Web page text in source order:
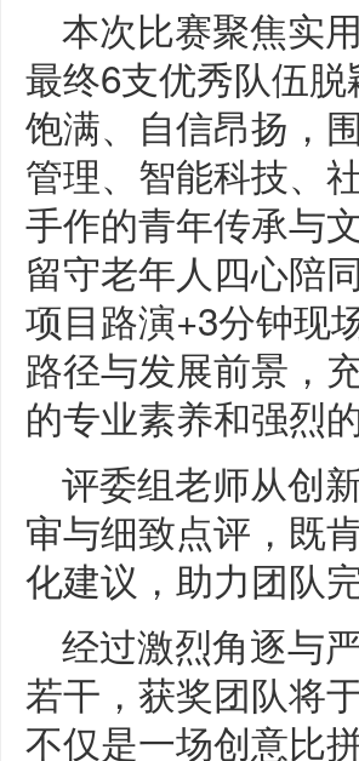
本次比赛聚焦实
最终6支优秀队伍
饱满、自信昂扬，
管理、智能科技、
手作的青年传承与
留守老年人四心陪
项目路演+3分钟现
路径与发展前景，
的专业素养和强烈
评委组老师从创
审与细致点评，既
化建议，助力团队
经过激烈角逐与
若干，获奖团队将
不仅是一场创意比